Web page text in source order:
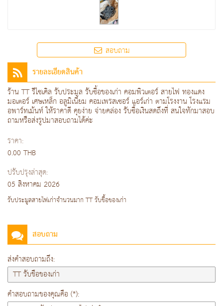
สอบถาม
รายละเอียดสินค้า
ร้าน TT รีไซเคิล รับประมูล รับซื้อของเก่า คอมพิวเตอร์ สายไฟ ทองแดง
มอเตอร์ เศษเหล็ก อลูมิเนียม คอมเพรสเซอร์ แอร์เก่า ตามโรงงาน โรงแรม
อพาร์ทเม้นท์ ให้ราคาดี คุยง่าย จ่ายคล่อง รับซื้อเงินสดถึงที่ สนใจทักมาสอบ
ถามหรือส่งรูปมาสอบถามได้ค่ะ
ราคา:
0.00 THB
ปรับปรุงล่าสุด:
05 สิงหาคม 2026
รับประมูลสายไฟเก่าจำนวนมาก TT รับชื้อของเก่า
สอบถาม
ส่งคำสอบถามถึง:
คำสอบถามของคุณคือ (*):